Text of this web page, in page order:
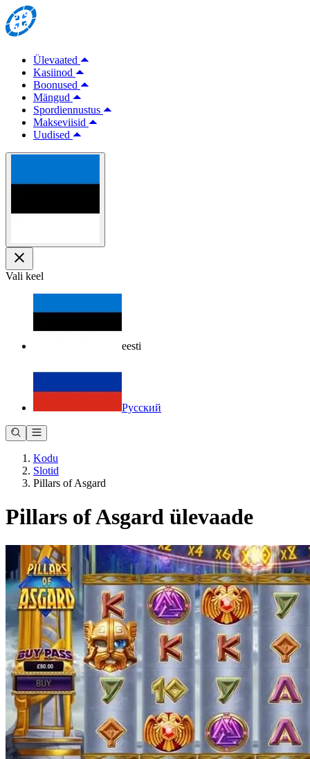
Ülevaated
Kasiinod
Boonused
Mängud
Spordiennustus
Makseviisid
Uudised
Vali keel
eesti
Русский
Kodu
Slotid
Pillars of Asgard
Pillars of Asgard ülevaade